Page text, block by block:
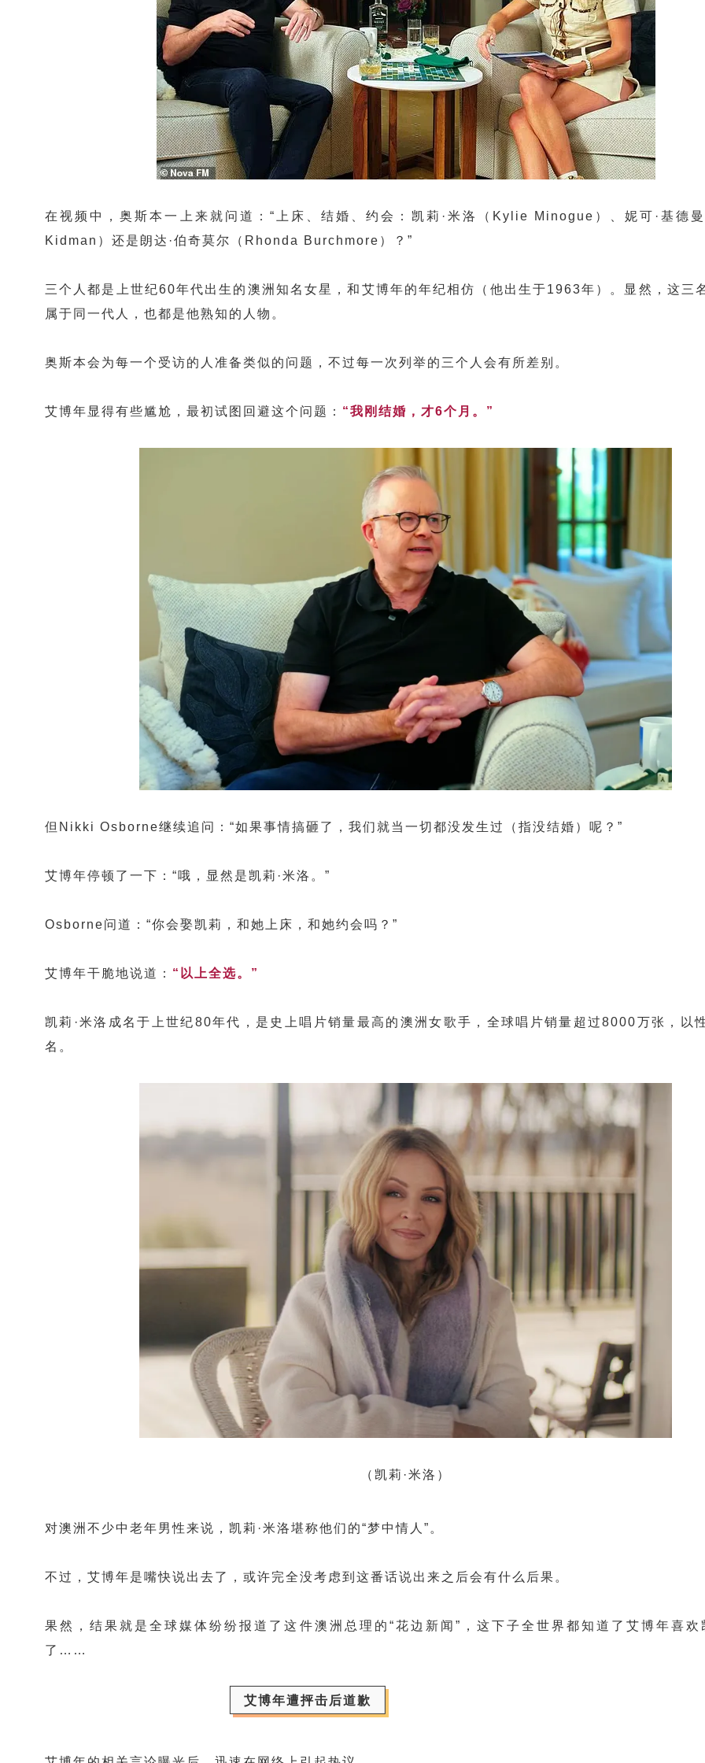
在视频中，奥斯本一上来就问道：“上床、结婚、约会： 凯莉·米洛
（Kylie Minogue）、妮可·基德
Kidman）还是 朗达·伯奇莫尔 （Rhonda Burchmore）？”
三个人都是上世纪60年代出生的澳洲知名女星，和艾博年的年纪相仿（他出生于1963年）。显然，这三
属于同一代人，也都是他熟知的人物。
奥斯本会为每一个受访的人准备类似的问题，不过每一次列举的三个人会有所差别。
艾博年显得有些尴尬，最初试图回避这个问题： “我刚结婚，才6个月。”
但Nikki Osborne继续追问：“如果事情搞砸了，我们就当一切都没发生过（指没结婚）呢？”
艾博年停顿了一下：“哦，显然是凯莉·米洛 。”
Osborne问道：“你会娶凯莉，和她上床，和她约会吗？”
艾博年干脆地说道： “以上全选。”
凯莉·米洛成名于上世纪80年代，是史上唱片销量最高的澳洲女歌手，全球唱片销量超过8000万张，
以
名。
（凯莉·米洛）
对澳洲不少中老年男性来说， 凯莉·米洛堪称他们的“梦中情人”。
不过，艾博年是嘴快说出去了，或许完全没考虑到这番话说出来之后会有什么后果。
果然，结果就是全球媒体纷纷报道了这件澳洲总理的“花边新闻”，这下子全世界都知道了艾博年喜欢
了……
艾博年遭抨击后道歉